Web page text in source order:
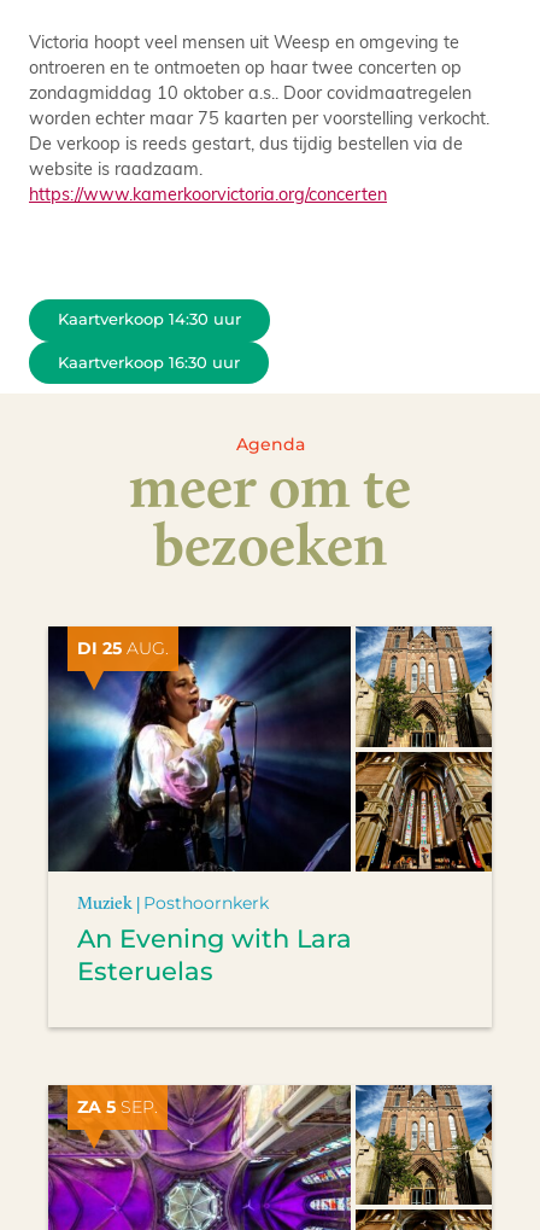
Victoria hoopt veel mensen uit Weesp en omgeving te
ontroeren en te ontmoeten op haar twee concerten op
zondagmiddag 10 oktober a.s.. Door covidmaatregelen
worden echter maar 75 kaarten per voorstelling verkocht.
De verkoop is reeds gestart, dus tijdig bestellen via de
website is raadzaam.
https://www.kamerkoorvictoria.org/concerten
Kaartverkoop 14:30 uur
Kaartverkoop 16:30 uur
Agenda
meer om te
bezoeken
DI 25 AUG.
Muziek | Posthoornkerk
An Evening with Lara
Esteruelas
ZA 5 SEP.